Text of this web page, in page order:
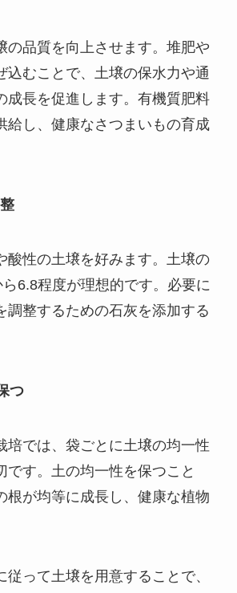
の品質を向上させます。堆肥や
込むことで、土壌の保水力や通
成長を促進します。有機質肥料
給し、健康なさつまいもの育成
酸性の土壌を好みます。土壌の
6.8程度が理想的です。必要に
調整するための石灰を添加する
つ
培では、袋ごとに土壌の均一性
です。土の均一性を保つこと
根が均等に成長し、健康な植物
従って土壌を用意することで、